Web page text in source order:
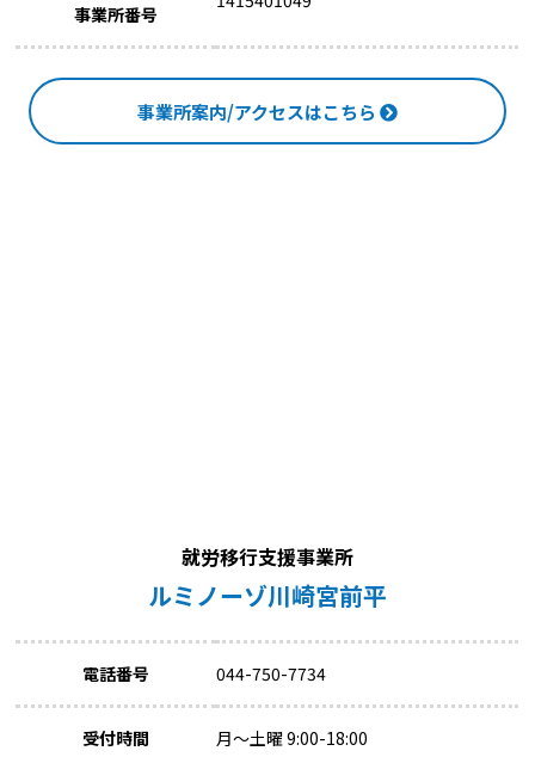
事業所番号
事業所案内/アクセスはこちら
就労移行支援事業所
ルミノーゾ川崎宮前平
電話番号 044-750-7734
受付時間 月～土曜 9:00-18:00